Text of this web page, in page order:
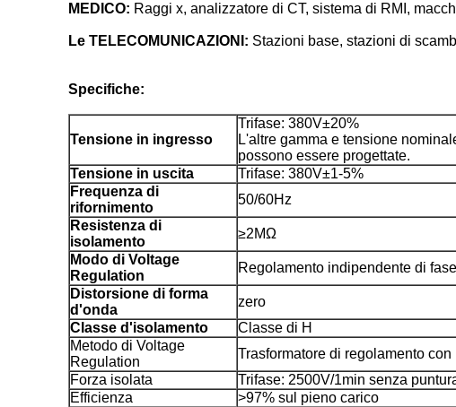
MEDICO: Raggi x, analizzatore di CT, sistema di RMI,
Le TELECOMUNICAZIONI: Stazioni base, stazioni di
Specifiche:
Tensione in ingresso
Trifase: 380V±20%
L'altre gamma e tensione
possono essere progettate.
Tensione in uscita
Trifase: 380V±1-5%
Frequenza di
rifornimento
50/60Hz
Resistenza di
isolamento
≥2MΩ
Modo di Voltage
Regulation
Regolamento indipendente di
Distorsione di forma
d'onda
zero
Classe d'isolamento
Classe di H
Metodo di Voltage
Regulation
Trasformatore di regolamento
Forza isolata
Trifase: 2500V/1min senza
Efficienza
>97% sul pieno carico